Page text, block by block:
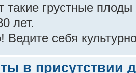
такие грустные
лет.
себя
в присутствии